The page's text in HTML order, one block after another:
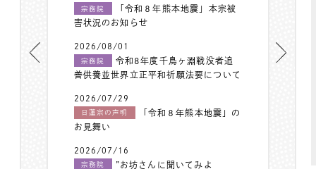
宗務院
「令和８年熊本地震」本宗被
害状況のお知らせ
2026/08/01
宗務院
令和8年度千鳥ヶ淵戦没者追
善供養並世界立正平和祈願法要について
2026/07/29
日蓮宗の声明
「令和８年熊本地震」の
お見舞い
2026/07/16
宗務院 ”お坊さんに聞いてみよ